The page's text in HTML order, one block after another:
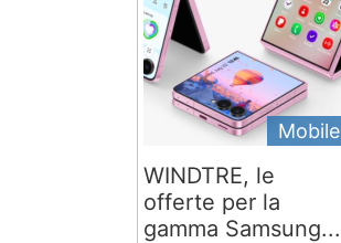
Mobile
WINDTRE, le
offerte per la
gamma Samsung...